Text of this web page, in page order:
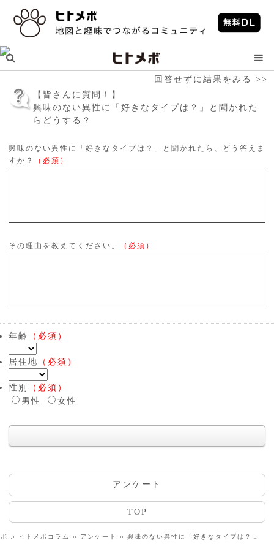
回答せずに結果をみる >>
【皆さんに質問！】
興味のない異性に「好きなタイプは？」と聞かれた
らどうする？
興味のない異性に「好きなタイプは？」と聞かれたら、どう答えま
すか？
（必須）
その理由を教えてください。 （必須）
年齢 （必須）
居住地 （必須）
性別
（必須）
男性
女性
アンケート
TOP
ヒトメボコラム アンケート 興味のない異性に「好きなタイプは？」と聞かれたらどうする？